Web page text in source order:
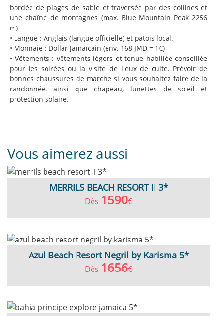
bordée de plages de sable et traversée par des collines et
une chaîne de montagnes (max. Blue Mountain Peak 2256
m).
• Langue : Anglais (langue officielle) et patois local.
• Monnaie : Dollar Jamaïcain (env. 168 JMD = 1€)
• Vêtements : vêtements légers et tenue habillée conseillée
pour les soirées ou la visite de lieux de culte. Prévoir de
bonnes chaussures de marche si vous souhaitez faire de la
randonnée, ainsi que chapeau, lunettes de soleil et
protection solaire.
Vous aimerez aussi
MERRILS BEACH RESORT II 3*
Dès 1590€
Azul Beach Resort Negril by Karisma 5*
Dès 1656€